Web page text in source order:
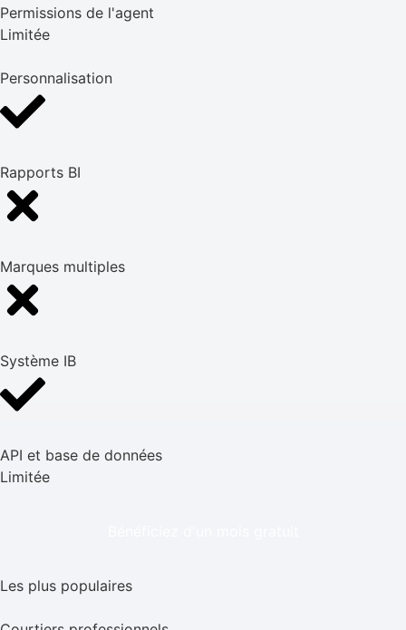
Permissions de l'agent
Limitée
Personnalisation
Rapports BI
Marques multiples
Système IB
API et base de données
Limitée
Les plus populaires